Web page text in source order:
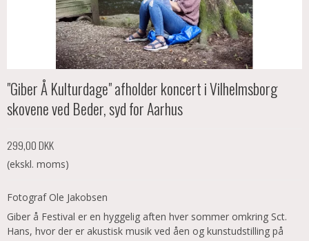
"Giber Å Kulturdage" afholder koncert i Vilhelmsborg
skovene ved Beder, syd for Aarhus
299,00 DKK
(ekskl. moms)
Fotograf Ole Jakobsen
Giber å Festival er en hyggelig aften hver sommer omkring Sct.
Hans, hvor der er akustisk musik ved åen og kunstudstilling på